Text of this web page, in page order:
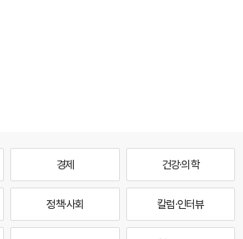
경제 건강·의학
정책·사회 칼럼·인터뷰